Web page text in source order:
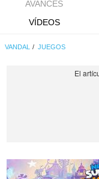
AVANCES
VÍDEOS
VANDAL JUEGOS